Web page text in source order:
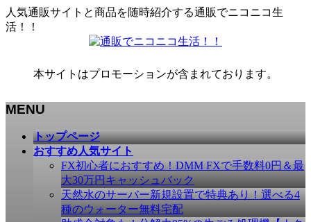
人気通販サイトと商品を随時紹介する通販でニコニコ生
活！！
本サイトはプロモーションが含まれております。
MENU
トップページ
おすすめ人気サイト
FX初心者におすすめ！DMM FXで手数料0円＆最
大30万円キャッシュバック
天然水のサーバー新規設置で特典あり！選べる4
種のウォーター無料宅配